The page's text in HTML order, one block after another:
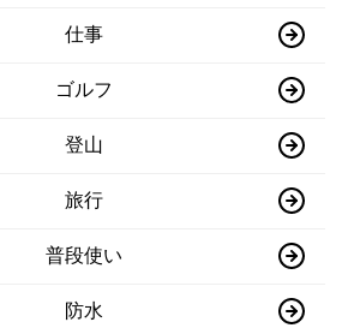
仕事
ゴルフ
登山
旅行
普段使い
防水